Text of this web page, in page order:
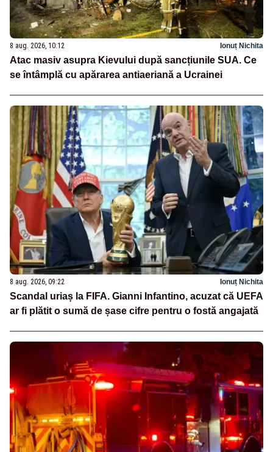
8 aug. 2026, 10:12 Ionuț Nichita
Atac masiv asupra Kievului după sancțiunile SUA. Ce
se întâmplă cu apărarea antiaeriană a Ucrainei
8 aug. 2026, 09:22 Ionuț Nichita
Scandal uriaș la FIFA. Gianni Infantino, acuzat că UEFA
ar fi plătit o sumă de șase cifre pentru o fostă angajată